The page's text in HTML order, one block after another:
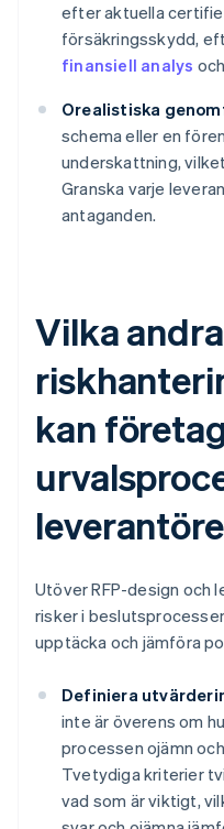
efter aktuella
försäkringsskydd,
finansiell analys
Orealistiska
schema eller en
underskattning,
Granska varje
antaganden.
Vilka andra
kan
Utöver RFP-design och
risker i
upptäcka och jämföra
Definiera
inte är överens om
processen ojämn
Tvetydiga kriterier
vad som är viktigt,